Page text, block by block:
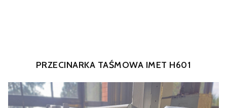
PRZECINARKA TAŚMOWA IMET H601